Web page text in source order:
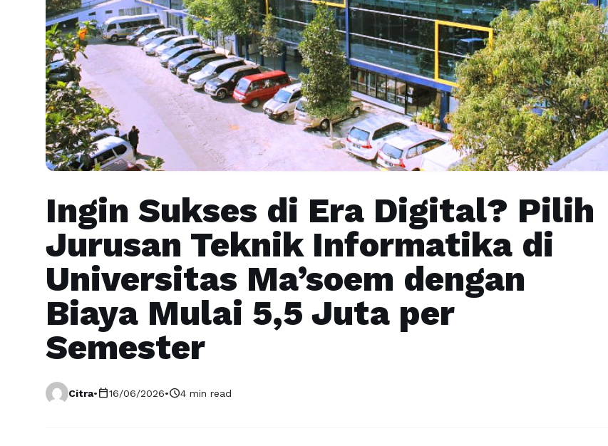
Ingin Sukses di Era Digital? Pilih
Jurusan Teknik Informatika di
Universitas Ma’soem dengan
Biaya Mulai 5,5 Juta per
Semester
Citra•calendar_today16/06/2026•schedule4 min read